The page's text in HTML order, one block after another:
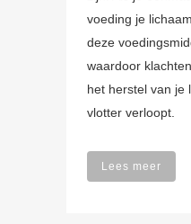
voeding je
deze
waardoor
het herstel van je
vlotter verloopt.
Lees meer